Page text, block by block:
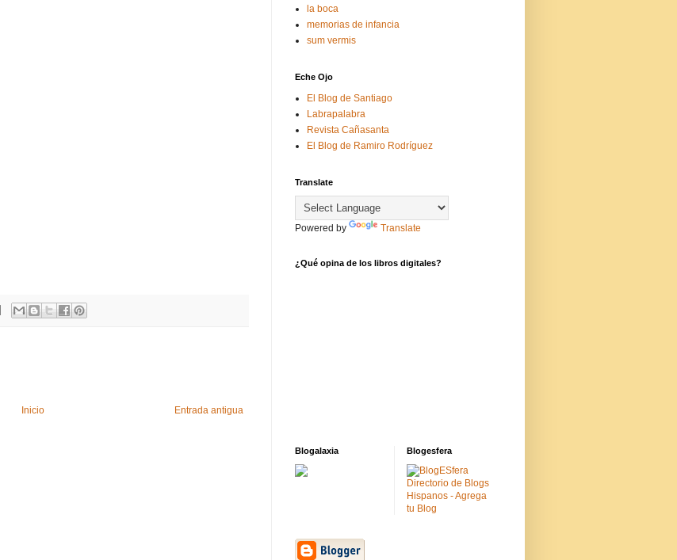
Entrada antigua
Inicio
la boca
memorias de infancia
sum vermis
Eche Ojo
El Blog de Santiago
Labrapalabra
Revista Cañasanta
El Blog de Ramiro Rodríguez
Translate
Powered by Translate
¿Qué opina de los libros digitales?
Blogalaxia Blogesfera